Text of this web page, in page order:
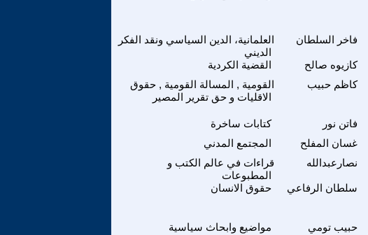
العلمانية، الدين السياسي ونقد الفكر
الديني
فاخر السلطان
القضية الكردية كازيوه صالح
القومية , المسالة القومية , حقوق
الاقليات و حق تقرير المصير
كاظم حبيب
كتابات ساخرة فاتن نور
المجتمع المدني
غسان المفلح
قراءات في عالم الكتب و
المطبوعات
نصارعبدالله
حقوق الانسان سلطان الرفاعي
مواضيع وابحاث سياسية حبيب تومي